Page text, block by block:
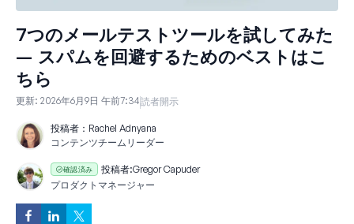
7つのメールテストツールを試してみた
– スパムを回避するためのベストはこ
ちら
更新: 2026年6月9日 午前7:34読者開示
投稿者： Rachel Adnyana
コンテンツチームリーダー
確認済み 投稿者:Gregor Capuder
プロダクトマネージャー